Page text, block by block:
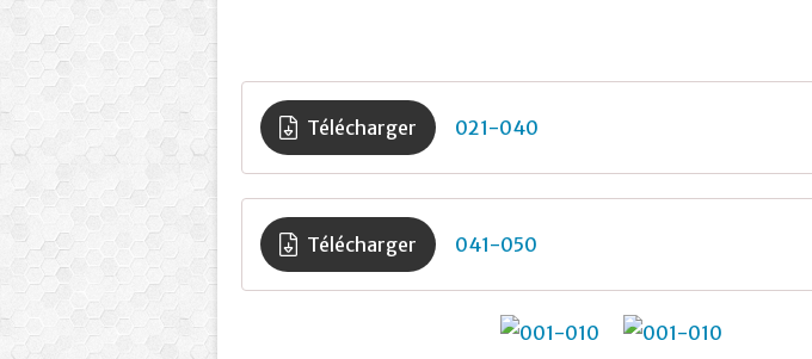
Télécharger 021-040
Télécharger 041-050